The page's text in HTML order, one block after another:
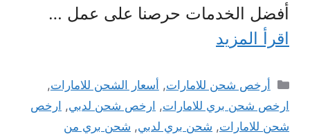
أفضل الخدمات حرصنا على عمل …
اقرأ المزيد
التصنيفات
أرخص شحن للامارات, أسعار الشحن للامارات,
ارخص شحن بري للامارات, ارخص شحن لدبي, ارخص
شحن للامارات, شحن بري لدبي, شحن بري من